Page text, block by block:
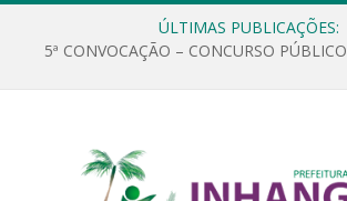
ÚLTIMAS PUBLICAÇÕES:
5ª CONVOCAÇÃO – CONCURSO